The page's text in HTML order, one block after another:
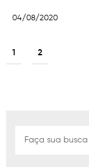
04/08/2020
1 2